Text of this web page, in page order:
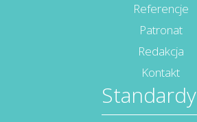
Referencje
Patronat
Redakcja
Kontakt
Standardy